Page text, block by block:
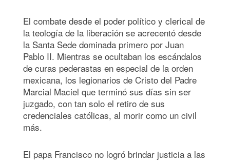
El combate desde el poder político y clerical de
la teología de la liberación se acrecentó desde
la Santa Sede dominada primero por Juan
Pablo II. Mientras se ocultaban los escándalos
de curas pederastas en especial de la orden
mexicana, los legionarios de Cristo del Padre
Marcial Maciel que terminó sus días sin ser
juzgado, con tan solo el retiro de sus
credenciales católicas, al morir como un civil
más.
El papa Francisco no logró brindar justicia a las